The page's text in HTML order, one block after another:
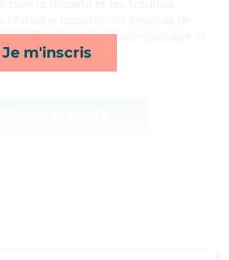
Je m'inscris
livraison, lessive/repassage et
activités*